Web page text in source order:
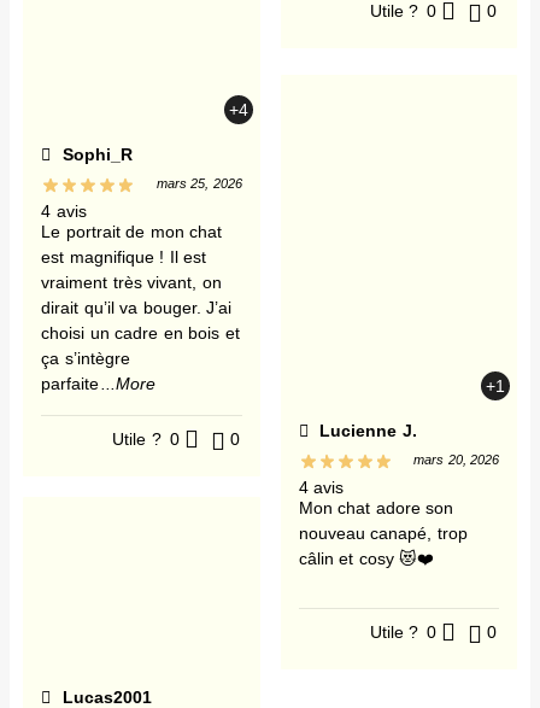
+4
Sophi_R
4 avis
mars 25, 2026
Le portrait de mon chat
est magnifique ! Il est
vraiment très vivant, on
dirait qu’il va bouger. J’ai
choisi un cadre en bois et
ça s’intègre
parfaite
...More
Utile ? 0 0
Lucas2001
Utile ? 0 0
+1
Lucienne J.
4 avis
mars 20, 2026
Mon chat adore son
nouveau canapé, trop
câlin et cosy 😻❤️
Utile ? 0 0